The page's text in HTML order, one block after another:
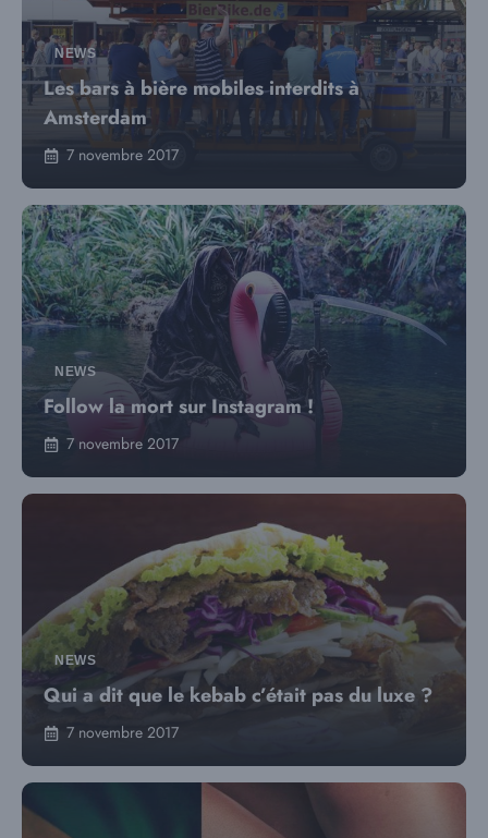
NEWS
Les bars à bière mobiles interdits à
Amsterdam
7 novembre 2017
NEWS
Follow la mort sur Instagram !
7 novembre 2017
NEWS
Qui a dit que le kebab c’était pas du luxe ?
7 novembre 2017